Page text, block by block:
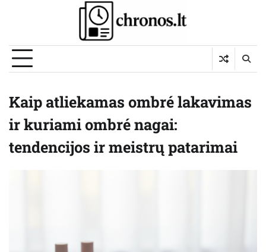
Kaip atliekamas ombré lakavimas
ir kuriami ombré nagai:
tendencijos ir meistrų patarimai